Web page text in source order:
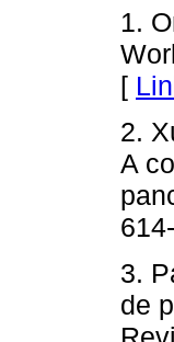
1.
[
2.
A
3.
de